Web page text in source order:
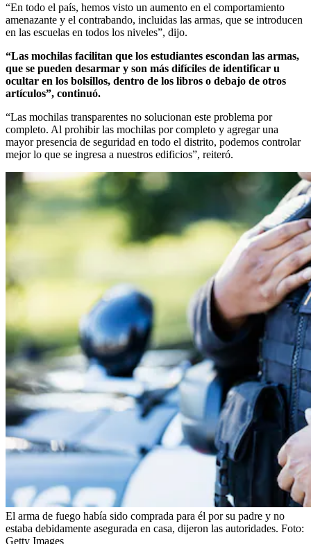
“En todo el país, hemos visto un aumento en el comportamiento
amenazante y el contrabando, incluidas las armas, que se introducen
en las escuelas en todos los niveles”, dijo.
“Las mochilas facilitan que los estudiantes escondan las armas,
que se pueden desarmar y son más difíciles de identificar u
ocultar en los bolsillos, dentro de los libros o debajo de otros
artículos”, continuó.
“Las mochilas transparentes no solucionan este problema por
completo. Al prohibir las mochilas por completo y agregar una
mayor presencia de seguridad en todo el distrito, podemos controlar
mejor lo que se ingresa a nuestros edificios”, reiteró.
El arma de fuego había sido comprada para él por su padre y no
estaba debidamente asegurada en casa, dijeron las autoridades. Foto:
Getty Images